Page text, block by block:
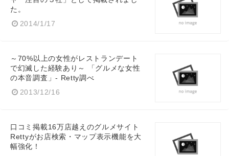
た。
2014/1/17
～70%以上の女性がレストランデート
で幻滅した経験あり～ 「グルメな女性
の本音調査」- Retty調べ
2013/12/16
口コミ掲載16万店越えのグルメサイト
Rettyがお店検索・マップ表示機能を大
幅強化！
Japanese
English